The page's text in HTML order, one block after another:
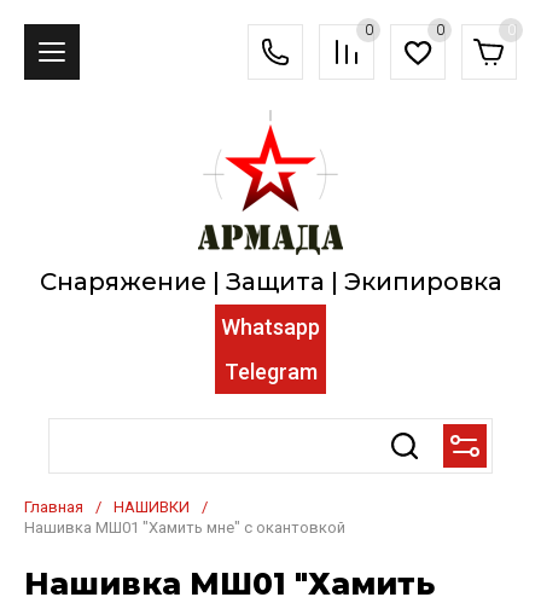
0 0 0
Снаряжение | Защита | Экипировка
Whatsapp
Telegram
Главная / НАШИВКИ
/
Нашивка МШ01 "Хамить мне" с окантовкой
Нашивка МШ01 "Хамить